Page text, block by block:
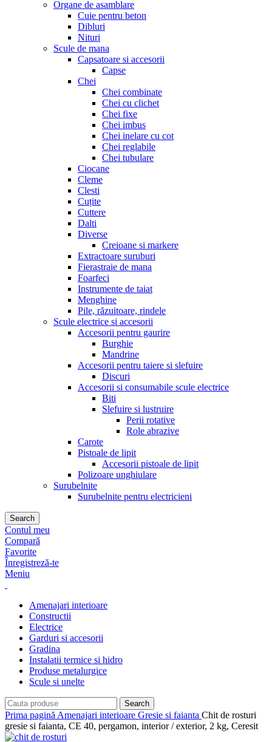
Organe de asamblare
Cuie pentru beton
Dibluri
Nituri
Scule de mana
Capsatoare si accesorii
Capse
Chei
Chei combinate
Chei cu clichet
Chei fixe
Chei imbus
Chei inelare cu cot
Chei reglabile
Chei tubulare
Ciocane
Cleme
Clesti
Cuțite
Cuttere
Dalti
Diverse
Creioane si markere
Extractoare suruburi
Fierastraie de mana
Foarfeci
Instrumente de taiat
Menghine
Pile, răzuitoare, rindele
Scule electrice si accesorii
Accesorii pentru gaurire
Burghie
Mandrine
Accesorii pentru taiere si slefuire
Discuri
Accesorii si consumabile scule electrice
Biti
Slefuire si lustruire
Perii rotative
Role abrazive
Carote
Pistoale de lipit
Accesorii pistoale de lipit
Polizoare unghiulare
Surubelnite
Surubelnite pentru electricieni
Search
Contul meu
Compară
Favorite
Înregistreză-te
Meniu
Amenajari interioare
Constructii
Electrice
Garduri si accesorii
Gradina
Instalatii termice si hidro
Produse metalurgice
Scule si unelte
Search
Prima pagină Amenajari interioare Gresie si faianta Chit de rosturi
gresie si faianta, CE 40, pergamon, interior / exterior, 2 kg, Ceresit